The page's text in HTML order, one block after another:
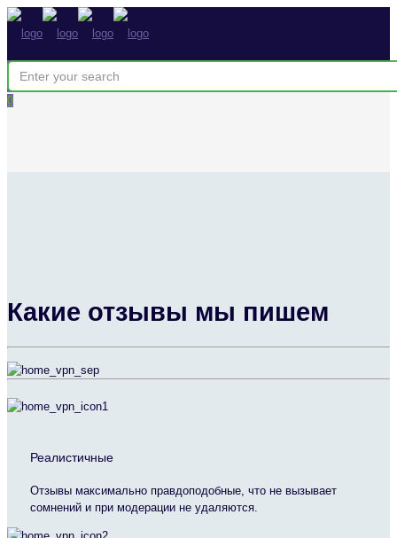
0
Какие отзывы мы пишем
Реалистичные
Отзывы максимально правдоподобные, что не вызывает
сомнений и при модерации не удаляются.